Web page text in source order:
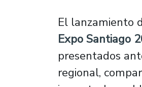
El lanzamiento
Expo Santiago
presentados
regional,